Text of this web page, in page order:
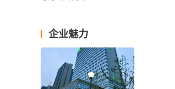
企业魅力